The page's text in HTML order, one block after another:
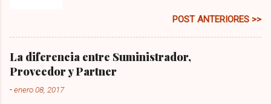
i
dirija a la web: " dehu.redsara.es ". Primero
pensé que era un correo falso, es lo que ha de
hacerse siempre, principalmente si lo recibes
desde un email que jamás te ha escrito.
Segundo porque de todo lo que se puede hacer
POST ANTERIORES >>
La diferencia entre Suministrador,
Proveedor y Partner
-enero 08, 2017